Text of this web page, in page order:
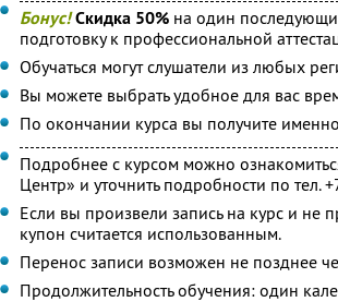
Бонус!Скидка 50% на один
подготовку к профессиональной
Обучаться могут слушатели из любых
Вы можете выбрать удобное для вас
По окончании курса вы получите
Подробнее с курсом можно
Центр» и уточнить подробности по тел.
Если вы произвели запись на курс и не
купон считается использованным.
Перенос записи возможен не позднее
Продолжительность обучения: один